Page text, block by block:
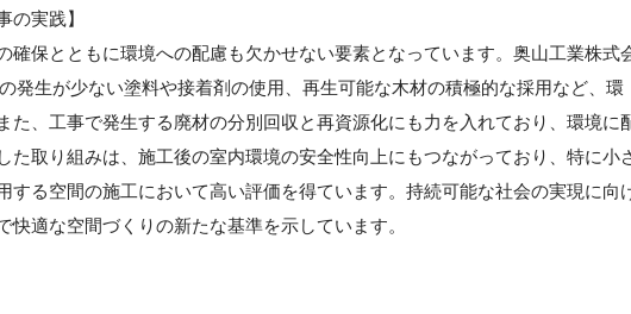
の実践】
確保とともに環境への配慮も欠かせない要素となっています。奥山工業株式
発生が少ない塗料や接着剤の使用、再生可能な木材の積極的な採用など、環
た、工事で発生する廃材の分別回収と再資源化にも力を入れており、環境に
た取り組みは、施工後の室内環境の安全性向上にもつながっており、特に小
する空間の施工において高い評価を得ています。持続可能な社会の実現に向
適な空間づくりの新たな基準を示しています。